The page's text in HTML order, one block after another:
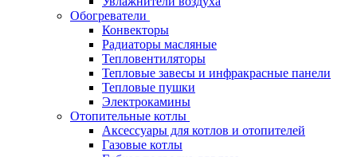
Обогреватели
Конвекторы
Радиаторы масляные
Тепловентиляторы
Тепловые завесы и инфракрасные панели
Тепловые пушки
Электрокамины
Отопительные котлы
Аксессуары для котлов и отопителей
Газовые котлы